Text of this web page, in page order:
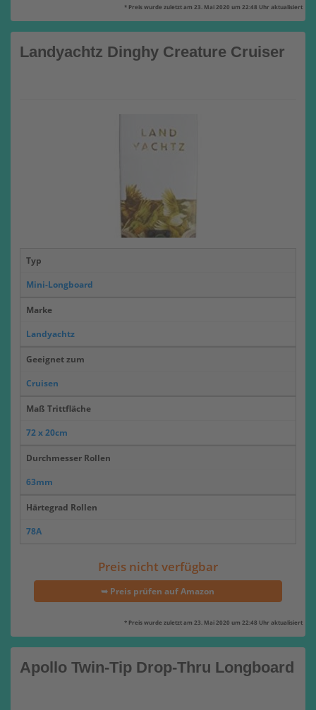
* Preis wurde zuletzt am 23. Mai 2020 um 22:48 Uhr aktualisiert
Landyachtz Dinghy Creature Cruiser
Typ
Mini-Longboard
Marke
Landyachtz
Geeignet zum
Cruisen
Maß Trittfläche
72 x 20cm
Durchmesser Rollen
63mm
Härtegrad Rollen
78A
Preis nicht verfügbar
➥ Preis prüfen auf Amazon
* Preis wurde zuletzt am 23. Mai 2020 um 22:48 Uhr aktualisiert
Apollo Twin-Tip Drop-Thru Longboard